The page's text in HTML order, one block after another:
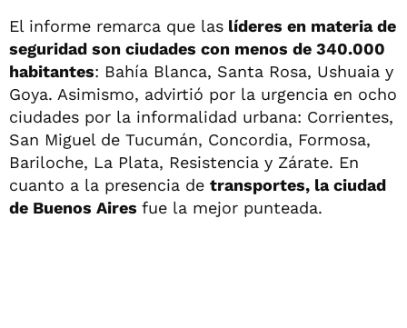
El informe remarca que las líderes en materia de
seguridad son ciudades con menos de 340.000
habitantes: Bahía Blanca, Santa Rosa, Ushuaia y
Goya. Asimismo, advirtió por la urgencia en ocho
ciudades por la informalidad urbana: Corrientes,
San Miguel de Tucumán, Concordia, Formosa,
Bariloche, La Plata, Resistencia y Zárate. En
cuanto a la presencia de transportes, la ciudad
de Buenos Aires fue la mejor punteada.